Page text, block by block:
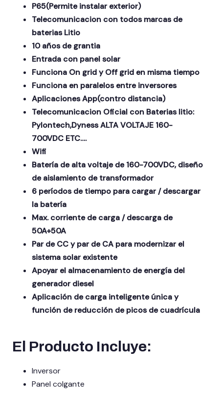
P65(Permite instalar exterior)
Telecomunicacion con todos marcas de
baterias Litio
10 años de grantia
Entrada con panel solar
Funciona On grid y Off grid en misma tiempo
Funciona en paralelos entre inversores
Aplicaciones App(contro distancia)
Telecomunicacion Oficial con Baterias litio:
Pylontech,Dyness ALTA VOLTAJE 160-
700VDC ETC….
Wifi
Batería de alta voltaje de 160-700VDC, diseño
de aislamiento de transformador
6 períodos de tiempo para cargar / descargar
la batería
Max. corriente de carga / descarga de
50A+50A
Par de CC y par de CA para modernizar el
sistema solar existente
Apoyar el almacenamiento de energía del
generador diesel
Aplicación de carga inteligente única y
función de reducción de picos de cuadrícula
El Producto Incluye:
Inversor
Panel colgante